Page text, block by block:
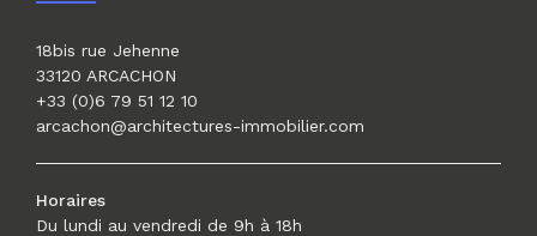
18bis rue Jehenne
33120 ARCACHON
+33 (0)6 79 51 12 10
arcachon@architectures-immobilier.com
Horaires
Du lundi au vendredi de 9h à 18h